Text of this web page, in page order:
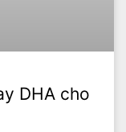
DHA cho